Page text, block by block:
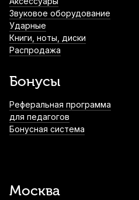
Звуковое оборудование
Ударные
Книги, ноты, диски
Распродажа
Бонусы
Реферальная программа
для педагогов
Бонусная система
Москва